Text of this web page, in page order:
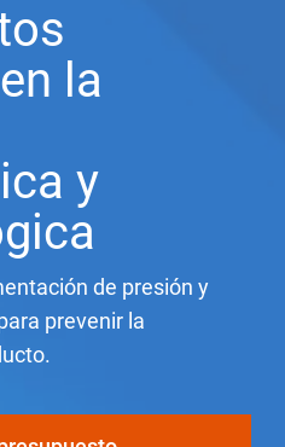
la
y
de presión y
prevenir la